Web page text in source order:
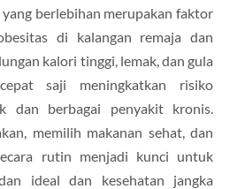
berlebihan merupakan faktor
di kalangan remaja dan
kalori tinggi, lemak, dan gula
saji meningkatkan risiko
dan berbagai penyakit kronis.
memilih makanan sehat, dan
rutin menjadi kunci untuk
ideal dan kesehatan jangka